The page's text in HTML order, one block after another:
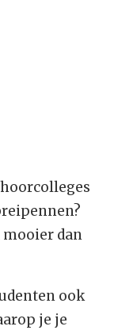
dan
ook
je je